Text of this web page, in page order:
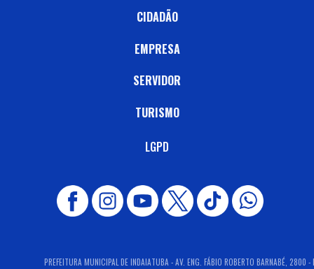
CIDADÃO
EMPRESA
SERVIDOR
TURISMO
LGPD
PREFEITURA MUNICIPAL DE INDAIATUBA - AV. ENG. FÁBIO ROBERTO BARNABÉ, 2800